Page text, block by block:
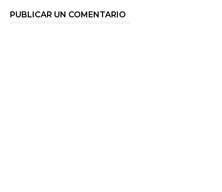
PUBLICAR UN COMENTARIO